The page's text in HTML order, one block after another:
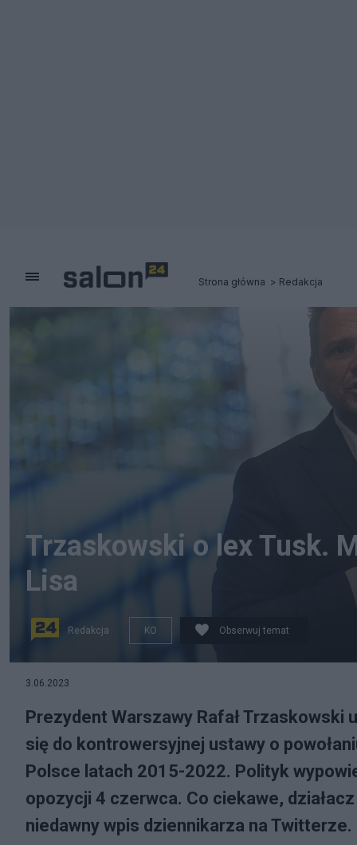
Strona główna Redakcja
Trzaskowski o lex Tusk.
Lisa
Redakcja KO Obserwuj temat
3.06.2023
Prezydent Warszawy Rafał Trzaskowski
się do kontrowersyjnej ustawy o
Polsce latach 2015-2022. Polityk
opozycji 4 czerwca. Co ciekawe,
niedawny wpis dziennikarza na Twitterze.